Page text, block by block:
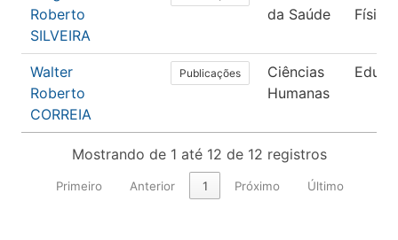
Roberto
SILVEIRA
da Saúde
Física
Walter
Roberto
CORREIA
Publicações
Ciências
Humanas
Mostrando de 1 até 12 de 12 registros
Primeiro Anterior 1 Próximo Último